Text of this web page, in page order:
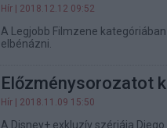
Hír | 2018.12.12 09:52
A Legjobb Filmzene
elbénázni.
Előzménysorozatot
Hír | 2018.11.09 15:50
A Disney+ exkluzív szériája